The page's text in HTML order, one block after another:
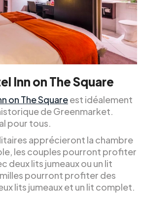
Inn on The Square
on The Squareest idéalement
de Greenmarket.
pour tous.
apprécieront la chambre
les couples pourront profiter
deux lits jumeaux ou un lit
pourront profiter des
lits jumeaux et un lit complet.